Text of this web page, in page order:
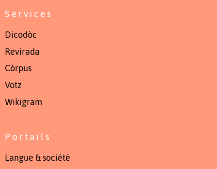
Services
Dicodòc
Revirada
Còrpus
Votz
Wikigram
Portails
Langue & société